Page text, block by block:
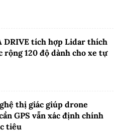
DRIVE tích hợp Lidar thích
rộng 120 độ dành cho xe tự
thị giác giúp drone
GPS vẫn xác định chính
tiêu